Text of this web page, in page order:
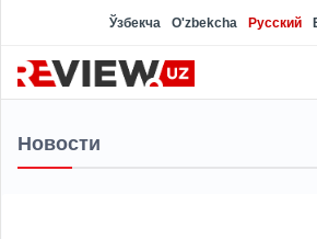
Ўзбекча O'zbekcha Русский
Новости